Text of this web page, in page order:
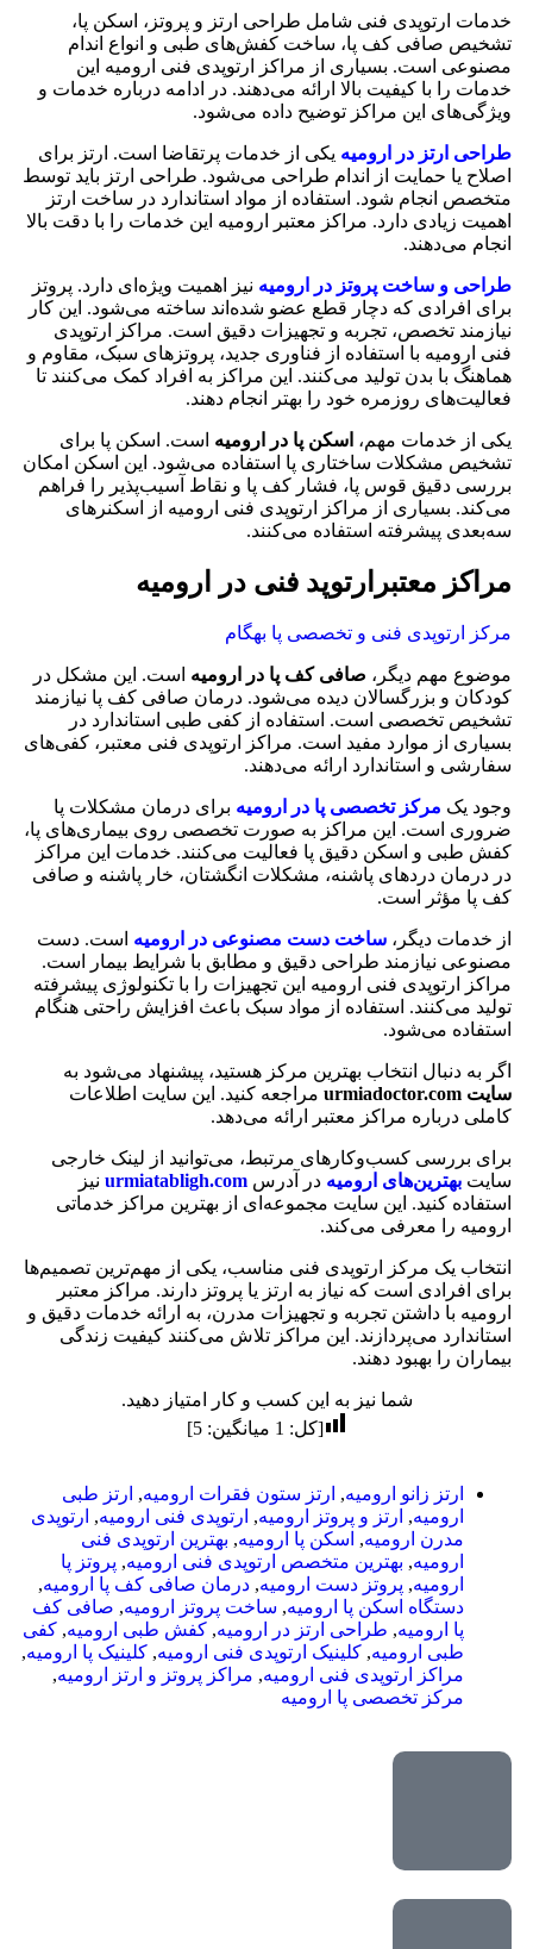
خدمات ارتوپدی فنی شامل طراحی ارتز و پروتز، اسکن پا،
تشخیص صافی کف پا، ساخت کفش‌های طبی و انواع اندام
مصنوعی است. بسیاری از مراکز ارتوپدی فنی ارومیه این
خدمات را با کیفیت بالا ارائه می‌دهند. در ادامه درباره خدمات و
ویژگی‌های این مراکز توضیح داده می‌شود.
طراحی ارتز در ارومیهیکی از خدمات پرتقاضا است. ارتز برای
اصلاح یا حمایت از اندام طراحی می‌شود. طراحی ارتز باید توسط
متخصص انجام شود. استفاده از مواد استاندارد در ساخت ارتز
اهمیت زیادی دارد. مراکز معتبر ارومیه این خدمات را با دقت بالا
انجام می‌دهند.
طراحی و ساخت پروتز در ارومیهنیز اهمیت ویژه‌ای دارد. پروتز
برای افرادی که دچار قطع عضو شده‌اند ساخته می‌شود. این کار
نیازمند تخصص، تجربه و تجهیزات دقیق است. مراکز ارتوپدی
فنی ارومیه با استفاده از فناوری جدید، پروتزهای سبک، مقاوم و
هماهنگ با بدن تولید می‌کنند. این مراکز به افراد کمک می‌کنند تا
فعالیت‌های روزمره خود را بهتر انجام دهند.
یکی از خدمات مهم، اسکن پا در ارومیهاست. اسکن پا برای
تشخیص مشکلات ساختاری پا استفاده می‌شود. این اسکن امکان
بررسی دقیق قوس پا، فشار کف پا و نقاط آسیب‌پذیر را فراهم
می‌کند. بسیاری از مراکز ارتوپدی فنی ارومیه از اسکنرهای
سه‌بعدی پیشرفته استفاده می‌کنند.
مراکز معتبرارتوپد فنی در ارومیه
مرکز ارتوپدی فنی و تخصصی پا بهگام
موضوع مهم دیگر، صافی کف پا در ارومیهاست. این مشکل در
کودکان و بزرگسالان دیده می‌شود. درمان صافی کف پا نیازمند
تشخیص تخصصی است. استفاده از کفی طبی استاندارد در
بسیاری از موارد مفید است. مراکز ارتوپدی فنی معتبر، کفی‌های
سفارشی و استاندارد ارائه می‌دهند.
وجود یک مرکز تخصصی پا در ارومیهبرای درمان مشکلات پا
ضروری است. این مراکز به صورت تخصصی روی بیماری‌های پا،
کفش طبی و اسکن دقیق پا فعالیت می‌کنند. خدمات این مراکز
در درمان دردهای پاشنه، مشکلات انگشتان، خار پاشنه و صافی
کف پا مؤثر است.
از خدمات دیگر، ساخت دست مصنوعی در ارومیه
است. دست
مصنوعی نیازمند طراحی دقیق و مطابق با شرایط بیمار است.
مراکز ارتوپدی فنی ارومیه این تجهیزات را با تکنولوژی پیشرفته
تولید می‌کنند. استفاده از مواد سبک باعث افزایش راحتی هنگام
استفاده می‌شود.
اگر به دنبال انتخاب بهترین مرکز هستید، پیشنهاد می‌شود به
سایت urmiadoctor.com
مراجعه کنید. این سایت اطلاعات
کاملی درباره مراکز معتبر ارائه می‌دهد.
برای بررسی کسب‌وکارهای مرتبط، می‌توانید از لینک خارجی
سایت بهترین‌های ارومیهدر آدرس urmiatabligh.com نیز
استفاده کنید. این سایت مجموعه‌ای از بهترین مراکز خدماتی
ارومیه را معرفی می‌کند.
انتخاب یک مرکز ارتوپدی فنی مناسب، یکی از مهم‌ترین تصمیم‌ها
برای افرادی است که نیاز به ارتز یا پروتز دارند. مراکز معتبر
ارومیه با داشتن تجربه و تجهیزات مدرن، به ارائه خدمات دقیق و
استاندارد می‌پردازند. این مراکز تلاش می‌کنند کیفیت زندگی
بیماران را بهبود دهند.
شما نیز به این کسب و کار امتیاز دهید.
[کل: 1میانگین: 5
]
ارتز زانو ارومیه, ارتز ستون فقرات ارومیه, ارتز طبی
ارومیه, ارتز و پروتز ارومیه, ارتوپدی فنی ارومیه, ارتوپدی
مدرن ارومیه, اسکن پا ارومیه, بهترین ارتوپدی فنی
ارومیه, بهترین متخصص ارتوپدی فنی ارومیه, پروتز پا
ارومیه, پروتز دست ارومیه, درمان صافی کف پا ارومیه,
دستگاه اسکن پا ارومیه, ساخت پروتز ارومیه, صافی کف
پا ارومیه, طراحی ارتز در ارومیه, کفش طبی ارومیه, کفی
طبی ارومیه, کلینیک ارتوپدی فنی ارومیه, کلینیک پا ارومیه,
مراکز ارتوپدی فنی ارومیه, مراکز پروتز و ارتز ارومیه,
مرکز تخصصی پا ارومیه